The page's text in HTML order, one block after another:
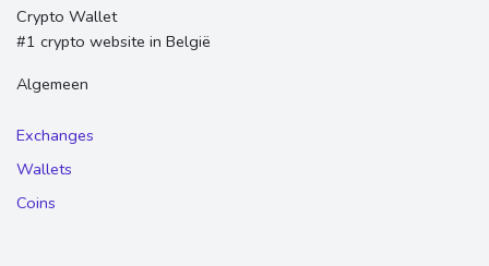
Crypto Wallet
#1 crypto website in België
Algemeen
Exchanges
Wallets
Coins